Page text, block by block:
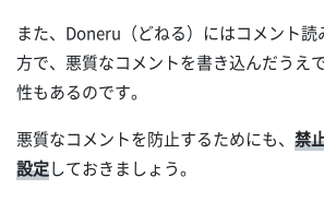
また、Doneru（どねる）にはコメント
方で、悪質なコメントを書き込んだうえ
性もあるのです。
悪質なコメントを防止するためにも、 禁
設定しておきましょう。